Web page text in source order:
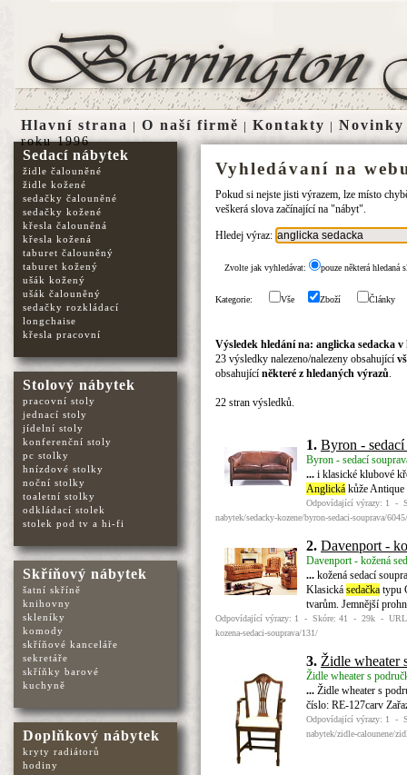
Vyhledávaní na
Pokud si nejste jisti výrazem, lze místo
veškerá slova začínající na "nábyt".
Hledej výraz:
Zvolte jak vyhledávat: pouze některá hledaná
Kategorie: Vše Zboží Články
Výsledek hledání na: anglicka sedacka
23 výsledky nalezeno/nalezeny obsahující
obsahující některé z hledaných výrazů
22 stran výsledků.
1. Byron - sedací
Byron - sedací
...i klasické klubové
Anglickákůže Antique
Odpovídající výrazy: 1 -
nabytek/sedacky-kozene/byron-sedaci-souprava/6045/
2. Davenport -
Davenport - kožená
...kožená sedací
Klasická sedačkatypu
tvarům. Jemnější
Odpovídající výrazy: 1 - Skóre: 41 - 29k - URL:
kozena-sedaci-souprava/131/
3. Židle wheater
Židle wheater s
...Židle wheater s
číslo: RE-127carv
Odpovídající výrazy: 1 -
nabytek/zidle-calounene/
Sedací nábytek
židle čalouněné
židle kožené
sedačky čalouněné
sedačky kožené
křesla čalouněná
křesla kožená
taburet čalouněný
taburet kožený
ušák kožený
ušák čalouněný
sedačky rozkládací
longchaise
křesla pracovní
Stolový nábytek
pracovní stoly
jednací stoly
jídelní stoly
konferenční stoly
pc stolky
hnízdové stolky
noční stolky
toaletní stolky
odkládací stolek
stolek pod tv a hi-fi
Skříňový nábytek
šatní skříně
knihovny
skleníky
komody
skříňové kanceláře
sekretáře
skříňky barové
kuchyně
Doplňkový nábytek
kryty radiátorů
hodiny
Hlavní strana | O naší firmě | Kontakty | Novinky
roku 1996